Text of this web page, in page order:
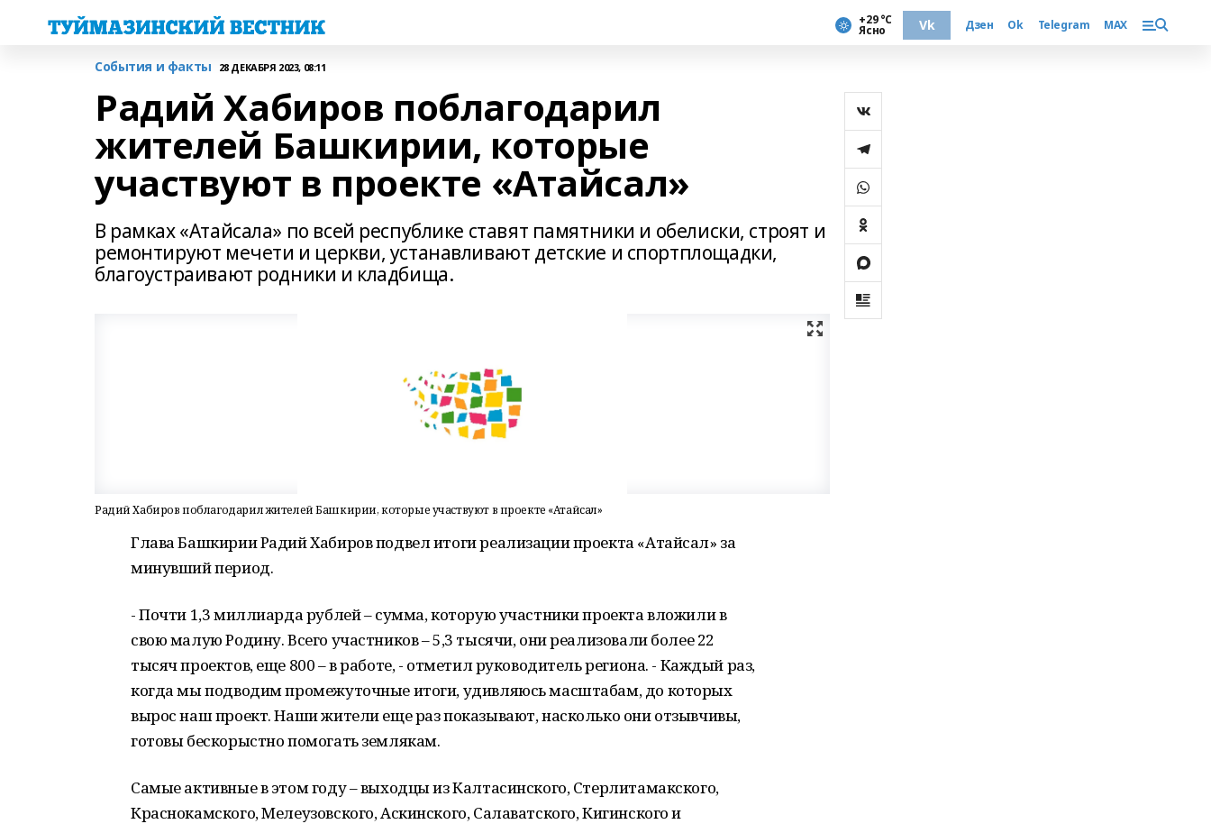
+29 °С
Ясно Vk Дзен Ok Telegram MAX
События и факты 28 ДЕКАБРЯ 2023, 08:11
Радий Хабиров поблагодарил
жителей Башкирии, которые
участвуют в проекте «Атайсал»
В рамках «Атайсала» по всей республике ставят памятники и обелиски, строят и
ремонтируют мечети и церкви, устанавливают детские и спортплощадки,
благоустраивают родники и кладбища.
Радий Хабиров поблагодарил жителей Башкирии, которые участвуют в проекте «Атайсал»
Глава Башкирии Радий Хабиров подвел итоги реализации проекта «Атайсал» за
минувший период.
- Почти 1,3 миллиарда рублей – сумма, которую участники проекта вложили в
свою малую Родину. Всего участников – 5,3 тысячи, они реализовали более 22
тысяч проектов, еще 800 – в работе, - отметил руководитель региона. - Каждый раз,
когда мы подводим промежуточные итоги, удивляюсь масштабам, до которых
вырос наш проект. Наши жители еще раз показывают, насколько они отзывчивы,
готовы бескорыстно помогать землякам.
Самые активные в этом году – выходцы из Калтасинского, Стерлитамакского,
Краснокамского, Мелеузовского, Аскинского, Салаватского, Кигинского и